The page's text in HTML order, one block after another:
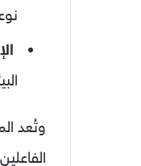
وتُعد